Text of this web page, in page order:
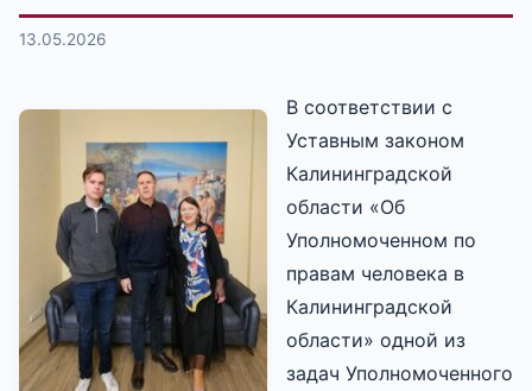
13.05.2026
В соответствии с
Уставным законом
Калининградской
области «Об
Уполномоченном по
правам человека в
Калининградской
области» одной из
задач Уполномоченного